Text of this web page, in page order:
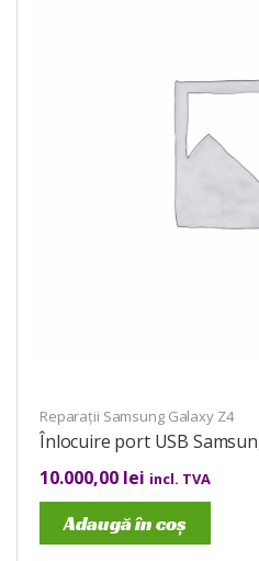
Reparații Samsung Galaxy Z4
Înlocuire port USB
10.000,00 lei incl. TVA
Adaugă în coș